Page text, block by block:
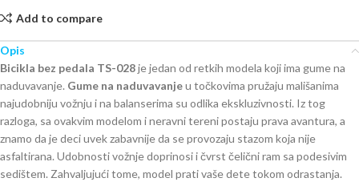
Add to compare
Opis
Bicikla bez pedala TS-028je jedan od retkih modela koji ima gume na
naduvavanje. Gume na naduvavanjeu točkovima pružaju mališanima
najudobniju vožnju i na balanserima su odlika ekskluzivnosti. Iz tog
razloga, sa ovakvim modelom i neravni tereni postaju prava avantura, a
znamo da je deci uvek zabavnije da se provozaju stazom koja nije
asfaltirana. Udobnosti vožnje doprinosi i čvrst čelični ram sa podesivim
sedištem. Zahvaljujući tome, model prati vaše dete tokom odrastanja.